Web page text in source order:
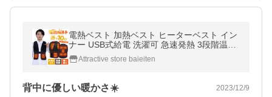
電熱ベスト 加熱ベスト ヒーターベスト イン
ナー USB式給電 洗濯可 急速発熱 3段階温度
調節 超軽量 防寒着 作業着 フリーサイズ 電
熱ウェア 男女兼用
Attractive store baieiten
背中に優しい暖かさ☀️ 2023/12/9